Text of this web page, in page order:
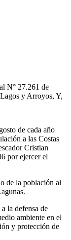
27.261 de
y Arroyos, Y,
de cada año
a las Costas
Cristian
por ejercer el
de la población al
la defensa de
ambiente en el
y protección de